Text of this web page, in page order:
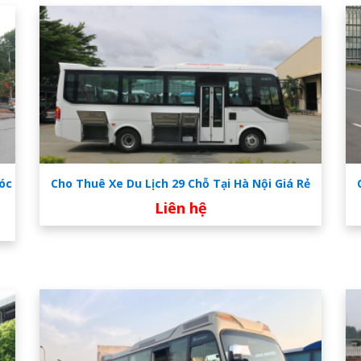
Cho Thuê Xe Du Lịch 29 Chỗ Tại Hà Nội Giá Rẻ
Liên hệ